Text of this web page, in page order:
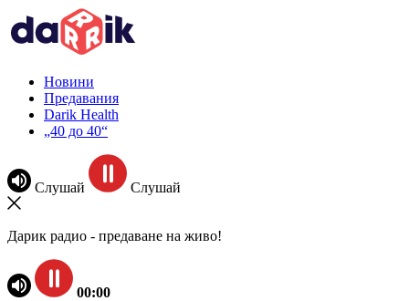
Новини
Предавания
Darik Health
„40 до 40“
Слушай Слушай
Дарик радио - предаване на живо!
00:00